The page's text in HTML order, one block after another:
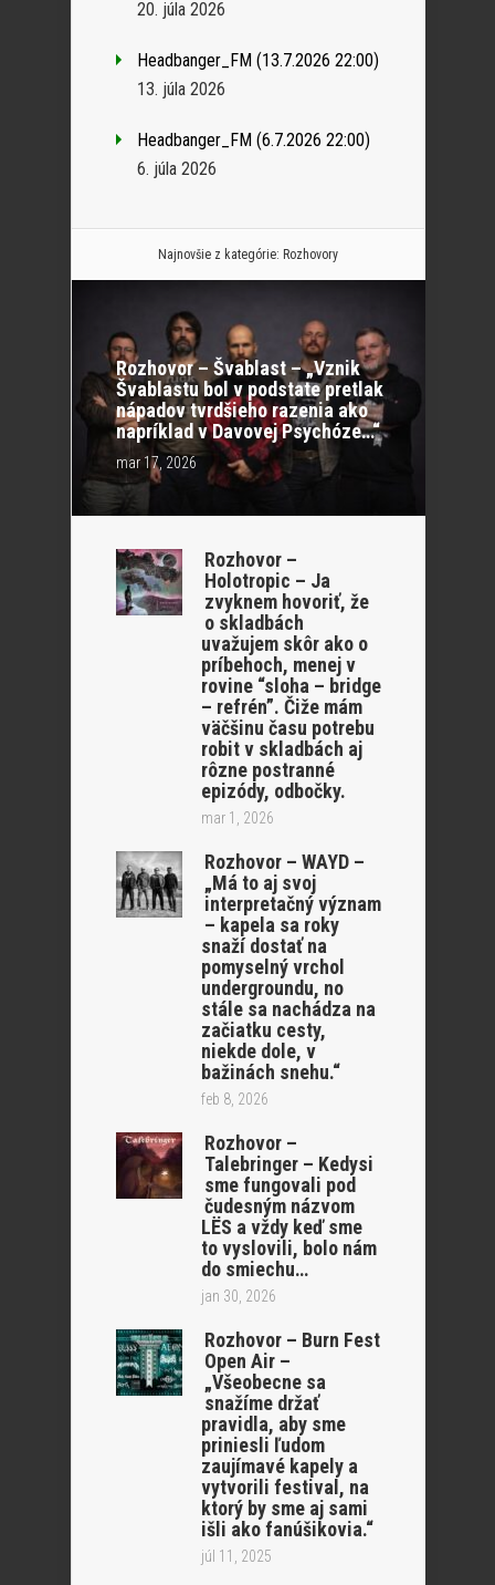
20. júla 2026
Headbanger_FM (13.7.2026 22:00)
13. júla 2026
Headbanger_FM (6.7.2026 22:00)
6. júla 2026
Najnovšie z kategórie: Rozhovory
Rozhovor – Švablast – „Vznik
Švablastu bol v podstate pretlak
nápadov tvrdšieho razenia ako
napríklad v Davovej Psychóze…“
mar 17, 2026
Rozhovor –
Holotropic – Ja
zvyknem hovoriť, že
o skladbách
uvažujem skôr ako o
príbehoch, menej v
rovine “sloha – bridge
– refrén”. Čiže mám
väčšinu času potrebu
robit v skladbách aj
rôzne postranné
epizódy, odbočky.
mar 1, 2026
Rozhovor – WAYD –
„Má to aj svoj
interpretačný význam
– kapela sa roky
snaží dostať na
pomyselný vrchol
undergroundu, no
stále sa nachádza na
začiatku cesty,
niekde dole, v
bažinách snehu.“
feb 8, 2026
Rozhovor –
Talebringer – Kedysi
sme fungovali pod
čudesným názvom
LËS a vždy keď sme
to vyslovili, bolo nám
do smiechu…
jan 30, 2026
Rozhovor – Burn Fest
Open Air –
„Všeobecne sa
snažíme držať
pravidla, aby sme
priniesli ľudom
zaujímavé kapely a
vytvorili festival, na
ktorý by sme aj sami
išli ako fanúšikovia.“
júl 11, 2025